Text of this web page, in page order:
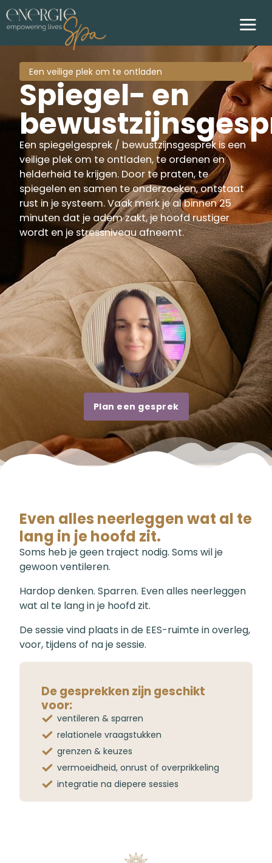
Een veilige plek om te ontladen
Spiegel- en
Een spiegelgesprek / bewustzijnsgesprek is een
veilige plek om te ontladen, te ordenen en
helderheid te krijgen. Door te praten, te
spiegelen en samen te onderzoeken, ontstaat
rust in je systeem. Vaak merk je al binnen 25
minuten dat je adem zakt, je hoofd rustiger
wordt en je stressniveau afneemt.
Plan een gesprek
Even alles neerleggen wat al te
lang in je hoofd zit.
Soms heb je geen traject nodig. Soms wil je
gewoon ventileren.
Hardop denken. Sparren. Even alles neerleggen
wat al te lang in je hoofd zit.
De sessie vind plaats in de EES-ruimte in overleg,
voor, tijdens of na je sessie.
De gesprekken zijn geschikt
voor:
ventileren & sparren
relationele vraagstukken
grenzen & keuzes
vermoeidheid, onrust of overprikkeling
integratie na diepere sessies